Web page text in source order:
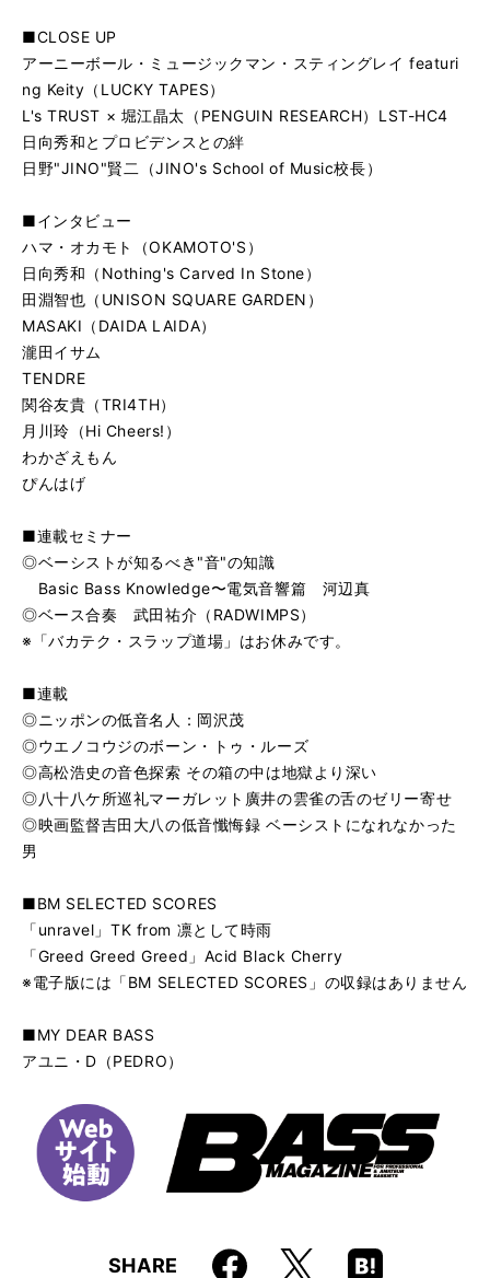
■CLOSE UP
アーニーボール・ミュージックマン・スティングレイ featuri
ng Keity（LUCKY TAPES）
L's TRUST × 堀江晶太（PENGUIN RESEARCH）LST-HC4
日向秀和とプロビデンスとの絆
日野"JINO"賢二（JINO's School of Music校長）
■インタビュー
ハマ・オカモト（OKAMOTO'S）
日向秀和（Nothing's Carved In Stone）
田淵智也（UNISON SQUARE GARDEN）
MASAKI（DAIDA LAIDA）
瀧田イサム
TENDRE
関谷友貴（TRI4TH）
月川玲（Hi Cheers!）
わかざえもん
ぴんはげ
■連載セミナー
◎ベーシストが知るべき"音"の知識
Basic Bass Knowledge〜電気音響篇 河辺真
◎ベース合奏 武田祐介（RADWIMPS）
※「バカテク・スラップ道場」はお休みです。
■連載
◎ニッポンの低音名人：岡沢茂
◎ウエノコウジのボーン・トゥ・ルーズ
◎高松浩史の音色探索 その箱の中は地獄より深い
◎八十八ケ所巡礼マーガレット廣井の雲雀の舌のゼリー寄せ
◎映画監督吉田大八の低音懺悔録 ベーシストになれなかった
男
■BM SELECTED SCORES
「unravel」TK from 凛として時雨
「Greed Greed Greed」Acid Black Cherry
※電子版には「BM SELECTED SCORES」の収録はありません
■MY DEAR BASS
アユニ・D（PEDRO）
SHARE FacebooX
Hatena